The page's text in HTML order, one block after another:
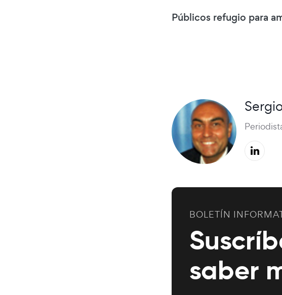
Públicos refugio para
BOLETÍN
saber